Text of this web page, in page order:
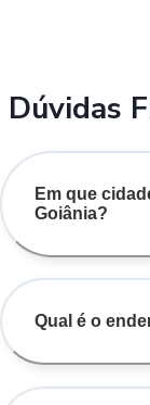
Dúvidas
Em que
Goiânia?
Qual é o